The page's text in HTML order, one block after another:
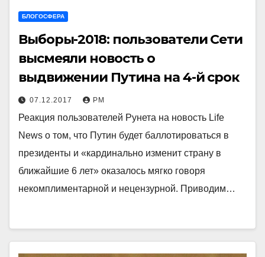
БЛОГОСФЕРА
Выборы-2018: пользователи Сети
высмеяли новость о
выдвижении Путина на 4-й срок
07.12.2017 РМ
Реакция пользователей Рунета на новость Life
News о том, что Путин будет баллотироваться в
президенты и «кардинально изменит страну в
ближайшие 6 лет» оказалось мягко говоря
некомплиментарной и нецензурной. Приводим…